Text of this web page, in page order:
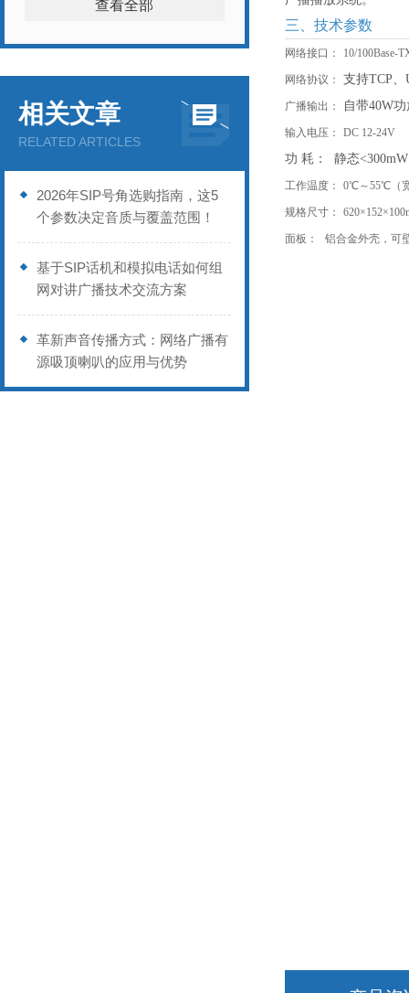
查看全部
相关文章
RELATED ARTICLES
2026年SIP号角选购指南，这5
个参数决定音质与覆盖范围！
基于SIP话机和模拟电话如何组
网对讲广播技术交流方案
革新声音传播方式：网络广播有
源吸顶喇叭的应用与优势
三、技术参数
网络接口： 10/100Base-
网络协议： 支持TCP、
广播输出： 自带40W
输入电压： DC 12-24V
功 耗： 静态<300mW
工作温度： 0℃～55℃（
规格尺寸：
面板： 铝合金外壳，可